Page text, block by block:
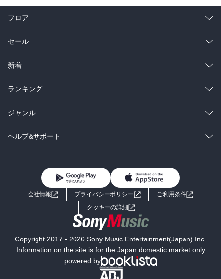
フロア
総合
ラノベ
雑誌・グラビア
BL・TL
セール
総合
ラノベ
雑誌・グラビア
BL・TL
新着
総合
ラノベ
雑誌・グラビア
ランキング
総合
ラノベ
ジャンル
コミック
ライトノベル 男子向けラノベ
小説
海外小説
ミステリー SF
文学
ヘルプ&サポート
よくあるご質問 お問い合わせ
会社情報 プライバシーポリシー
ご利用条件
クッキーの詳細
Copyright 2017 - 2026 Sony Music Entertainment(Japan) Inc.
Information on the site is for the Japan domestic market only
powered by